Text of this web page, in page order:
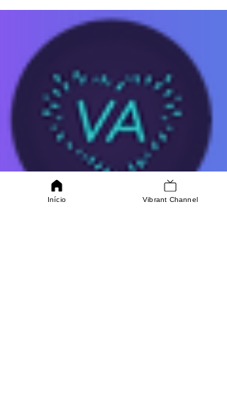
Início Vibrant Channel